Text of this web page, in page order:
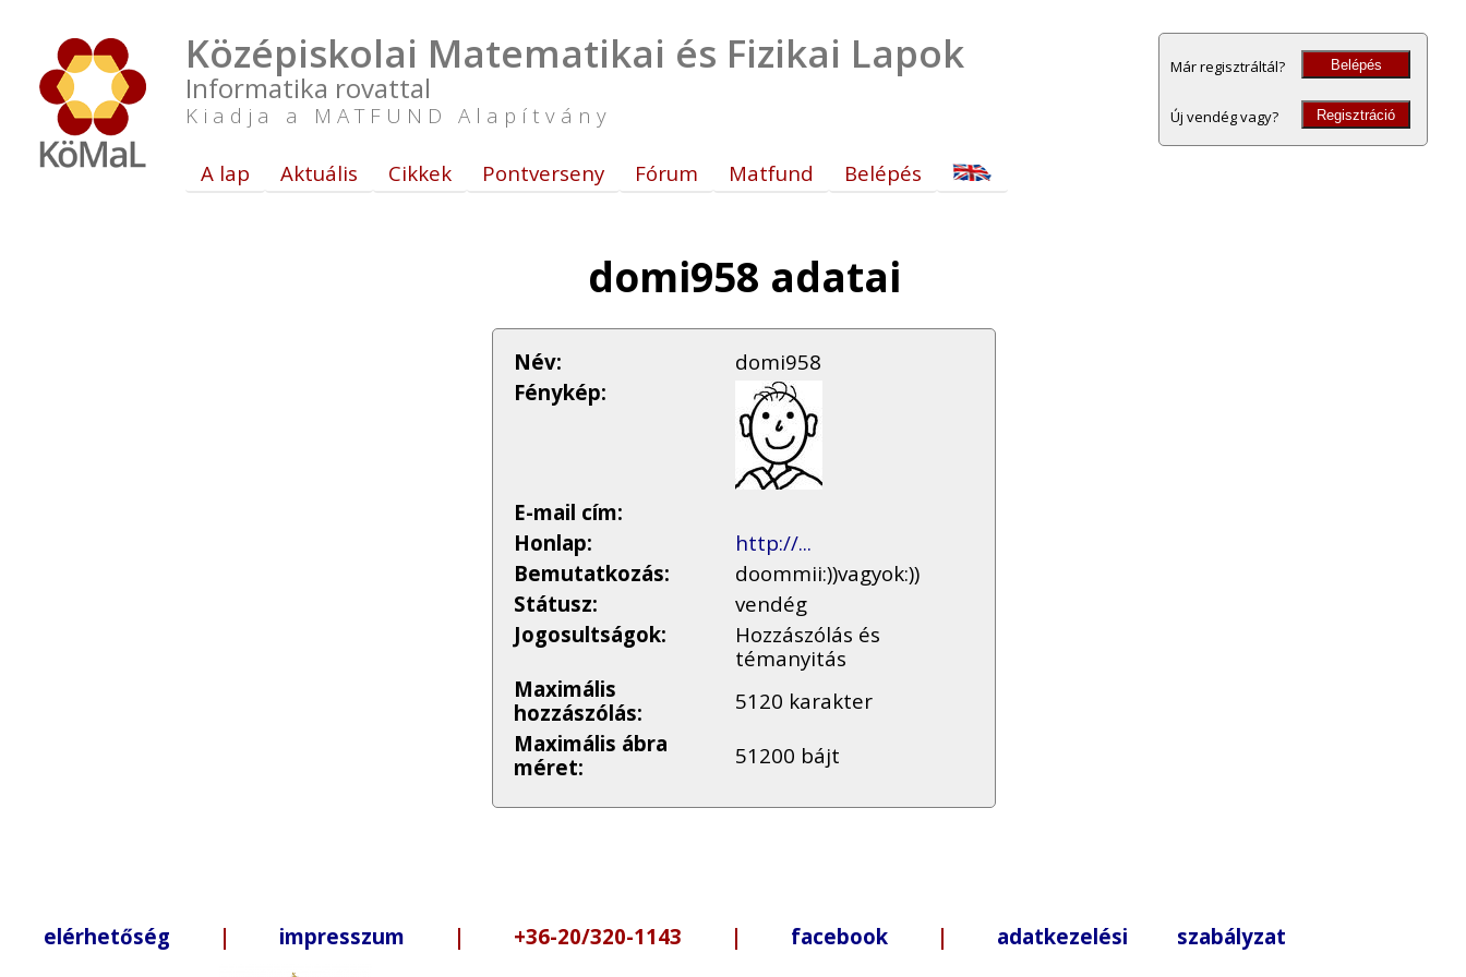
Középiskolai Matematikai és Fizikai Lapok
Informatika rovattal
Kiadja a MATFUND Alapítvány
Már regisztráltál? Belépés
Új vendég vagy? Regisztráció
A lap Aktuális Cikkek Pontverseny Fórum Matfund Belépés
domi958 adatai
Név:
domi958
Fénykép:
E-mail cím:
Honlap:
http://...
Bemutatkozás:
doommii:))vagyok:))
Státusz:
vendég
Jogosultságok:
Hozzászólás és
témanyitás
Maximális
hozzászólás:
5120 karakter
Maximális ábra
méret:
51200 bájt
elérhetőség | impresszum | +36-20/320-1143 | facebook | adatkezelési szabályzat